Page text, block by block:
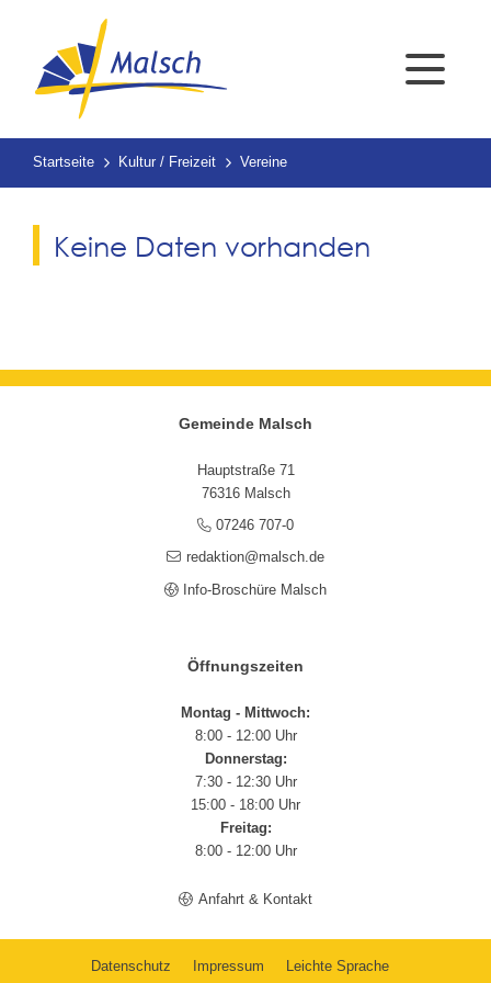
Startseite Kultur / Freizeit Vereine
Keine Daten vorhanden
Gemeinde Malsch
Hauptstraße 71
76316 Malsch
07246 707-0
redaktion@malsch.de
Info-Broschüre Malsch
Öffnungszeiten
Montag - Mittwoch:
8:00 - 12:00 Uhr
Donnerstag:
7:30 - 12:30 Uhr
15:00 - 18:00 Uhr
Freitag:
8:00 - 12:00 Uhr
Anfahrt & Kontakt
Datenschutz Impressum Leichte Sprache